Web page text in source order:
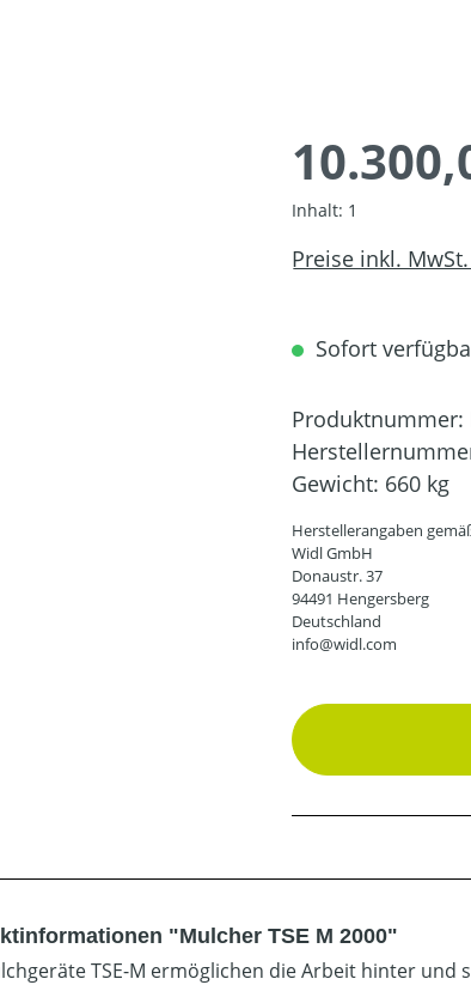
Inhalt: 1
Preise inkl.
Sofort
Produktnummer:
Gewicht: 660 kg
Herstellerangaben
Widl GmbH
Donaustr. 37
94491 Hengersberg
Deutschland
info@widl.com
"Mulcher TSE M 2000"
TSE-M ermöglichen die Arbeit hinter